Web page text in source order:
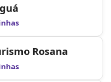
Rosana